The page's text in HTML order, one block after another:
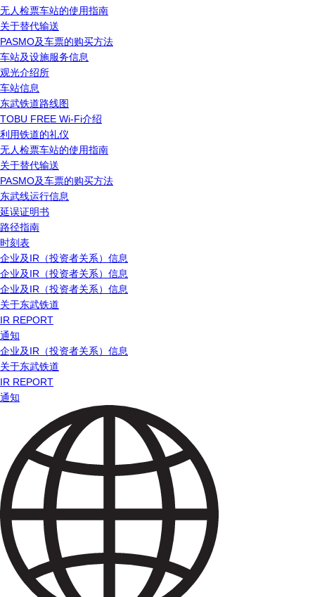
无人检票车站的使用指南
关于替代输送
PASMO及车票的购买方法
车站及设施服务信息
观光介绍所
车站信息
东武铁道路线图
TOBU FREE Wi-Fi介绍
利用铁道的礼仪
无人检票车站的使用指南
关于替代输送
PASMO及车票的购买方法
东武线运行信息
延误证明书
路径指南
时刻表
企业及IR（投资者关系）信息
企业及IR（投资者关系）信息
企业及IR（投资者关系）信息
关于东武铁道
IR REPORT
通知
企业及IR（投资者关系）信息
关于东武铁道
IR REPORT
通知